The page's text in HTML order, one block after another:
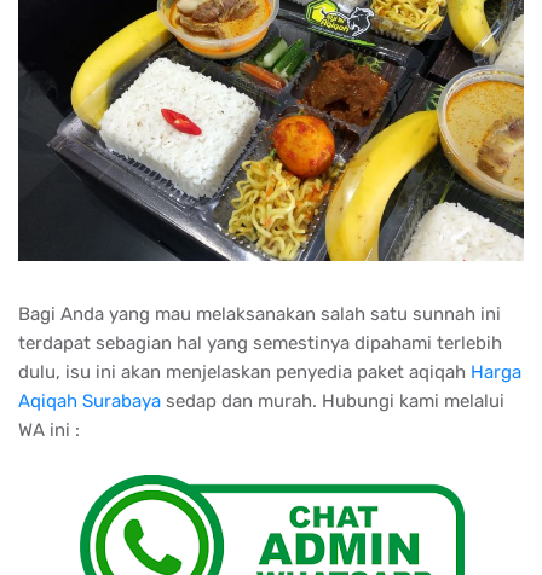
Bagi Anda yang mau melaksanakan salah satu sunnah ini
terdapat sebagian hal yang semestinya dipahami terlebih
dulu, isu ini akan menjelaskan penyedia paket aqiqah Harga
Aqiqah Surabaya sedap dan murah. Hubungi kami melalui
WA ini :